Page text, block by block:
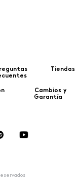
Tiendas
Cambios y
Garantía